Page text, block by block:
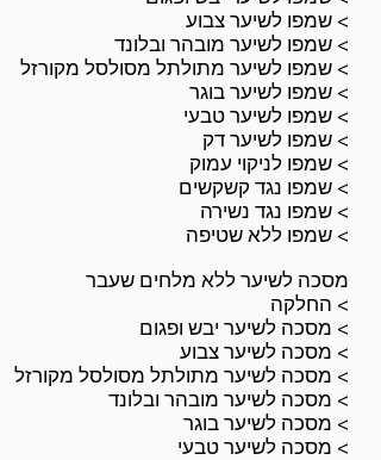
שמפו לשיער צבוע <
שמפו לשיער מובהר ובלונד <
שמפו לשיער מתולתל מסולסל מקורזל <
שמפו לשיער בוגר <
שמפו לשיער טבעי <
שמפו לשיער דק <
שמפו לניקוי עמוק <
שמפו נגד קשקשים <
שמפו נגד נשירה <
שמפו ללא שטיפה <
החלקה <
מסכה לשיער יבש ופגום <
מסכה לשיער צבוע <
מסכה לשיער מתולתל מסולסל מקורזל <
מסכה לשיער מובהר ובלונד <
מסכה לשיער בוגר <
מסכה לשיער טבעי <